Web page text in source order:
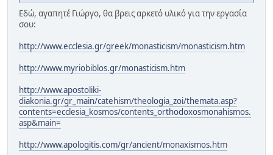
Εδώ, αγαπητέ Γιώργο, θα βρεις αρκετό υλικό για την εργασία
σου:
http://www.ecclesia.gr/greek/monasticism/monasticism.htm
http://www.myriobiblos.gr/monasticism.htm
http://www.apostoliki-
diakonia.gr/gr_main/catehism/theologia_zoi/themata.asp?
contents=ecclesia_kosmos/contents_orthodoxosmonahismos.
asp&main=
http://www.apologitis.com/gr/ancient/monaxismos.htm